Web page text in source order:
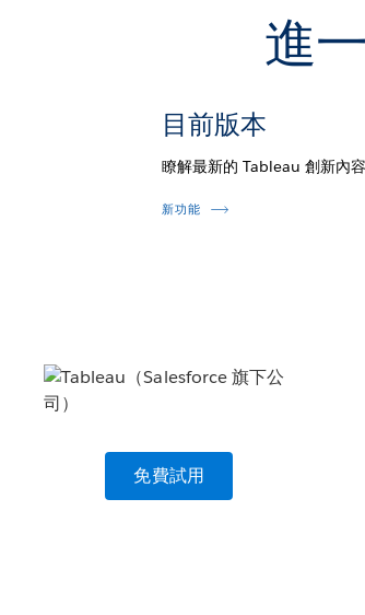
進
目前版本
瞭解最新的 Tableau 創新內容
新功能
免費試用